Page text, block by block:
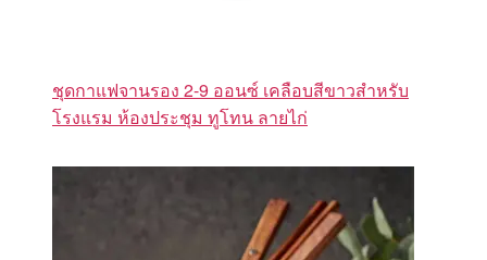
ชุดกาแฟจานรอง 2-9 ออนซ์ เคลือบสีขาวสำหรับ
โรงแรม ห้องประชุม ทูโทน ลายไก่